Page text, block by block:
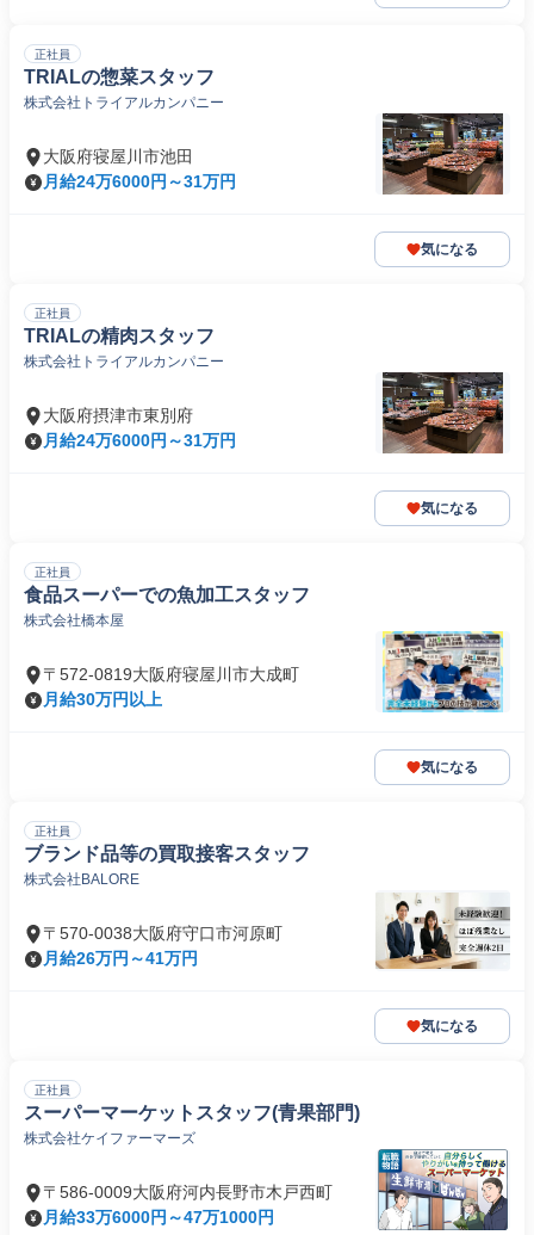
正社員
TRIALの惣菜スタッフ
株式会社トライアルカンパニー
大阪府寝屋川市池田
月給24万6000円～31万円
気になる
正社員
TRIALの精肉スタッフ
株式会社トライアルカンパニー
大阪府摂津市東別府
月給24万6000円～31万円
気になる
正社員
食品スーパーでの魚加工スタッフ
株式会社橋本屋
〒572-0819大阪府寝屋川市大成町
月給30万円以上
気になる
正社員
ブランド品等の買取接客スタッフ
株式会社BALORE
〒570-0038大阪府守口市河原町
月給26万円～41万円
気になる
正社員
スーパーマーケットスタッフ(青果部門)
株式会社ケイファーマーズ
〒586-0009大阪府河内長野市木戸西町
月給33万6000円～47万1000円